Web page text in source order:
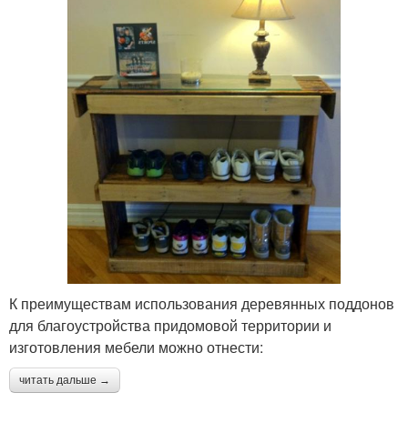
К преимуществам использования деревянных поддонов
для благоустройства придомовой территории и
изготовления мебели можно отнести:
читать дальше →